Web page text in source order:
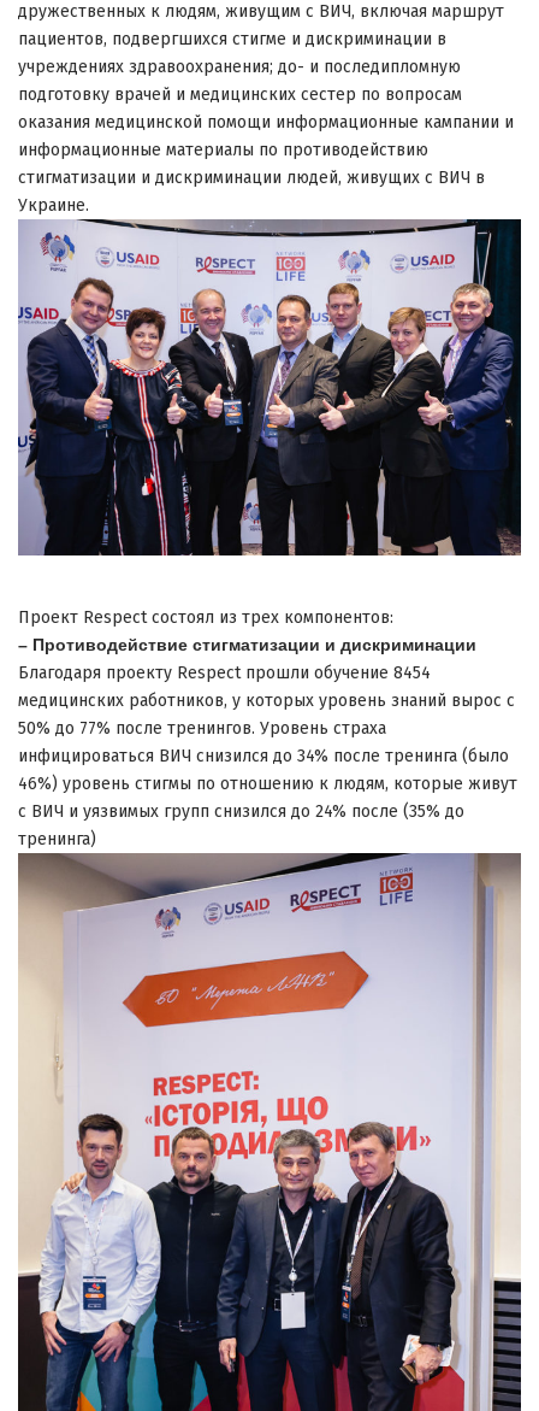
дружественных к людям, живущим с ВИЧ, включая маршрут
пациентов, подвергшихся стигме и дискриминации в
учреждениях здравоохранения; до- и последипломную
подготовку врачей и медицинских сестер по вопросам
оказания медицинской помощи информационные кампании и
информационные материалы по противодействию
стигматизации и дискриминации людей, живущих с ВИЧ в
Украине.
Проект Respect состоял из трех компонентов:
– Противодействие стигматизации и дискриминации
Благодаря проекту Respect прошли обучение 8454
медицинских работников, у которых уровень знаний вырос с
50% до 77% после тренингов. Уровень страха
инфицироваться ВИЧ снизился до 34% после тренинга (было
46%) уровень стигмы по отношению к людям, которые живут
с ВИЧ и уязвимых групп снизился до 24% после (35% до
тренинга)